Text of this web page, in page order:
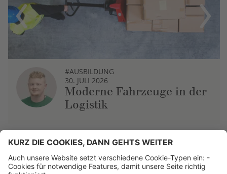
Previous
#AUSBILDUNG
30. JULI 2026
Moderne Fahrzeuge in der
Logistik
Next